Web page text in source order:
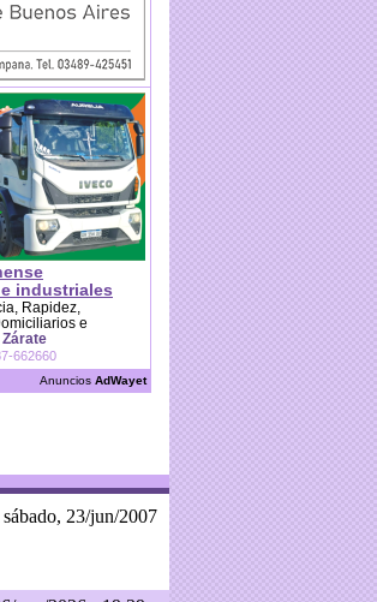
industriales
Rapidez,
e
662660
Anuncios AdWayet
23/jun/2007